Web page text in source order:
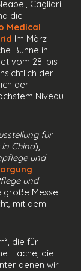
Cagliari,
die
Medical
Im März
Bühne in
vom 28. bis
der
der
Niveau
für
China),
und
und
große Messe
mit dem
die für
Fläche, die
denen wir